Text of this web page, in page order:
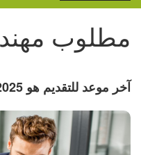
مطلوب
آخر موعد للتقديم هو 12.07.2025.